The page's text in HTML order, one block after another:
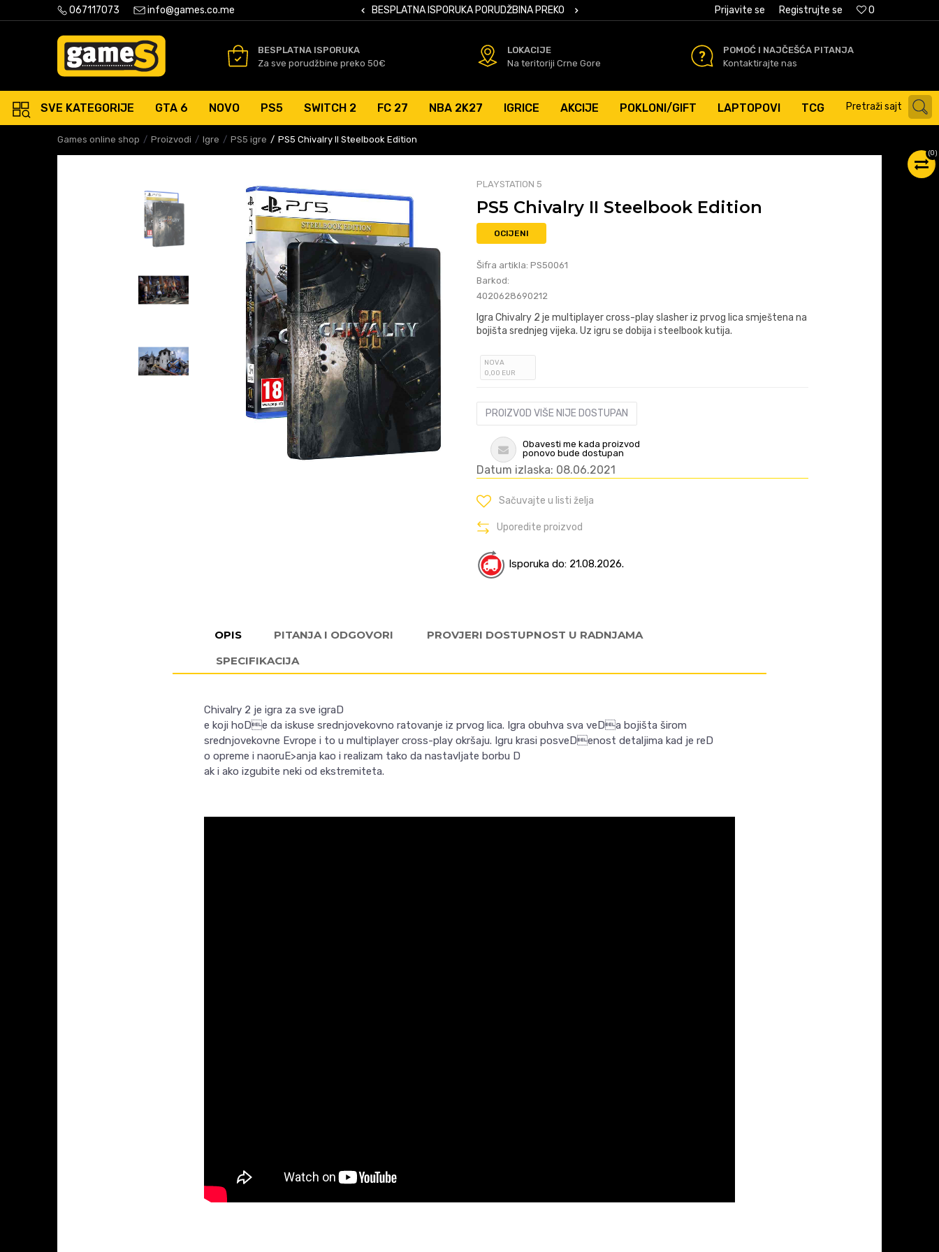
067117073 info@games.co.me
ISPORUKA PORUDŽBINA PREKO 50 EURSIGURNO PLAĆANJE PLATNIM KARTICAMA BESPLATNA ISPORUKA PORUDŽBINA PREKO 50 EURSIGURNO PLAĆANJE PLATNIM KARTICAMA 0
Prijavite se Registrujte se
BESPLATNA ISPORUKA
Za sve porudžbine preko 50€
LOKACIJE
Na teritoriji Crne Gore
POMOĆ I NAJČEŠĆA PITANJA
Kontaktirajte nas
SVE KATEGORIJE GTA 6 NOVO PS5 SWITCH 2 FC 27 NBA 2K27 IGRICE AKCIJE POKLONI/GIFT LAPTOPOVI TCG Pretraži sajt
Games online shop Proizvodi Igre PS5 igre PS5 Chivalry II Steelbook Edition
(0)
PLAYSTATION 5
PS5 Chivalry II Steelbook Edition
OCIJENI
Šifra artikla: PS50061
Barkod:
4020628690212
Igra Chivalry 2 je multiplayer cross-play slasher iz prvog lica smještena na
bojišta srednjeg vijeka. Uz igru se dobija i steelbook kutija.
NOVA
0,00 EUR
PROIZVOD VIŠE NIJE DOSTUPAN
Obavesti me kada proizvod
ponovo bude dostupan
Datum izlaska: 08.06.2021
Sačuvajte u listi želja
Uporedite proizvod
Isporuka do: 21.08.2026.
OPIS PITANJA I ODGOVORI
PROVJERI DOSTUPNOST U RADNJAMA
SPECIFIKACIJA
Chivalry 2 je igra za sve igraD
e koji hoDe da iskuse srednjovekovno ratovanje iz prvog lica. Igra obuhva sva veDa bojišta širom
srednjovekovne Evrope i to u multiplayer cross-play okršaju. Igru krasi posveDenost detaljima kad je reD
o opreme i naoruE>anja kao i realizam tako da nastavljate borbu D
ak i ako izgubite neki od ekstremiteta.